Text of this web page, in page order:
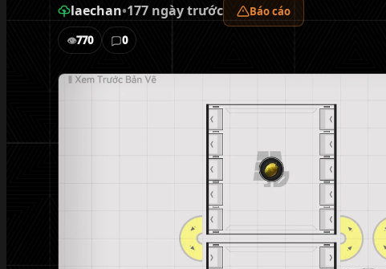
laechan•177 ngày trước Báo cáo
👁770 0